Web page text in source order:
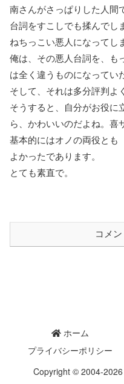
南さんがさっぱりした人間
台詞をすこしでも揉んでし
ねちっこい悪人になってし
俺は、その悪人台詞を、も
は全く違うものになってい
そして、それは多分評判よ
そうすると、自分がお役に
ら、かわいいのだよね。喜
基本的にはオノの両役とも
よかったであります。
とても素直で。
コメ
ホーム
プライバシーポリシー
Copyright © 2004-